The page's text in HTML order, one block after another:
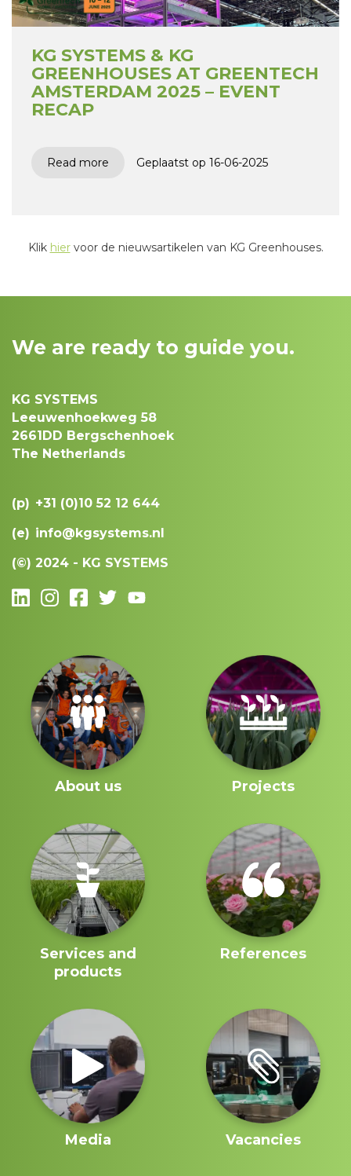
KG SYSTEMS & KG
GREENHOUSES AT GREENTECH
AMSTERDAM 2025 – EVENT
RECAP
Read more Geplaatst op 16-06-2025
Klik hiervoor de nieuwsartikelen van KG Greenhouses.
We are ready to guide you.
KG SYSTEMS
Leeuwenhoekweg 58
2661DD Bergschenhoek
The Netherlands
(p) +31 (0)10 52 12 644
(e) info@kgsystems.nl
(©) 2024 - KG SYSTEMS
About us Projects
Services and
products
References
Media Vacancies